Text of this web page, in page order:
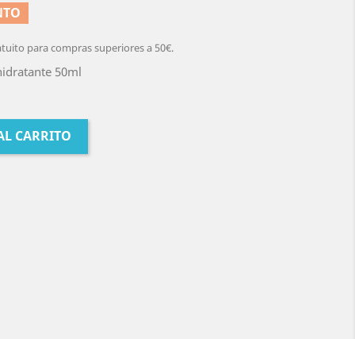
para compras superiores a 50€.
50ml
CARRITO